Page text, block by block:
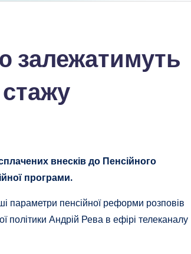
залежатимуть
внесків до Пенсійного
програми.
параметри пенсійної реформи розповів
політики Андрій Рева в ефірі телеканалу